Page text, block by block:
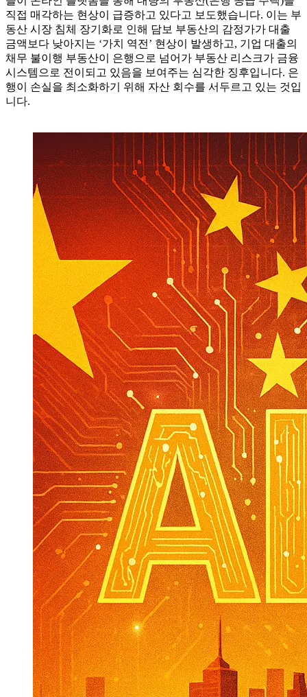
직접 매각하는 현상이 급증하고 있다고 보도했습니다. 이는 부
동산 시장 침체 장기화로 인해 담보 부동산의 감정가가 대출
금액보다 낮아지는 ‘가치 역전’ 현상이 발생하고, 기업 대출의
채무 불이행 부동산이 은행으로 넘어가 부동산 리스크가 금융
시스템으로 전이되고 있음을 보여주는 심각한 징후입니다. 은
행이 손실을 최소화하기 위해 자산 회수를 서두르고 있는 것입
니다.